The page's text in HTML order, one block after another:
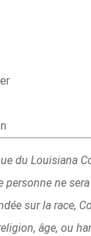
du Louisiana
personne ne
sur la race,
âge, ou